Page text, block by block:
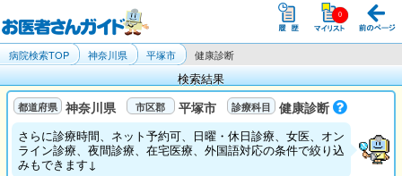
病院検索TOP 神奈川県 平塚市 健康診断
検索結果
神奈川県 平塚市 健康診断
さらに診療時間、ネット予約可、日曜・休日診療、女医、オン
ライン診療、夜間診療、在宅医療、外国語対応の条件で絞り込
みもできます↓